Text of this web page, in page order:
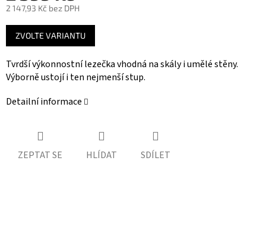
2 147,93 Kč bez DPH
Měrná
cena:
ZVOLTE VARIANTU
Tvrdší výkonnostní lezečka vhodná na skály i umělé stěny.
Výborně ustojí i ten nejmenší stup.
Detailní informace
ZEPTAT SE HLÍDAT SDÍLET